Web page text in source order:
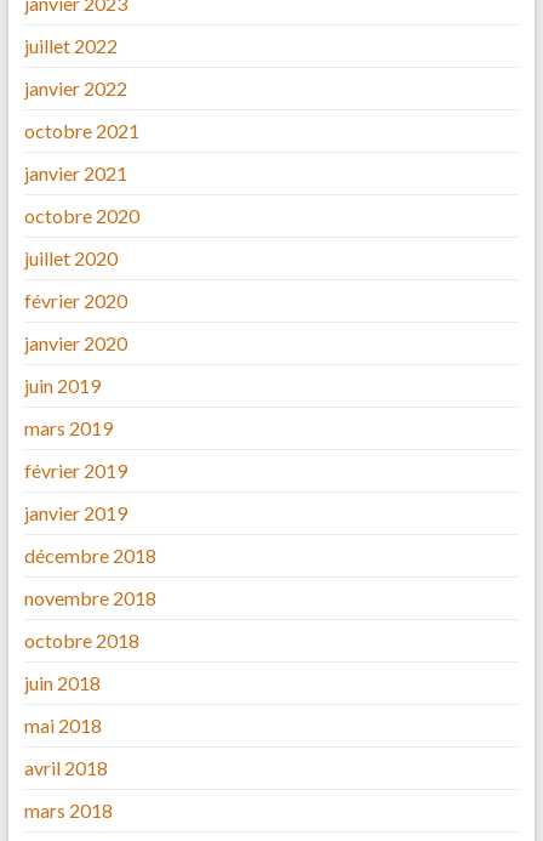
juillet 2022
janvier 2022
octobre 2021
janvier 2021
octobre 2020
juillet 2020
février 2020
janvier 2020
juin 2019
mars 2019
février 2019
janvier 2019
décembre 2018
novembre 2018
octobre 2018
juin 2018
mai 2018
avril 2018
mars 2018